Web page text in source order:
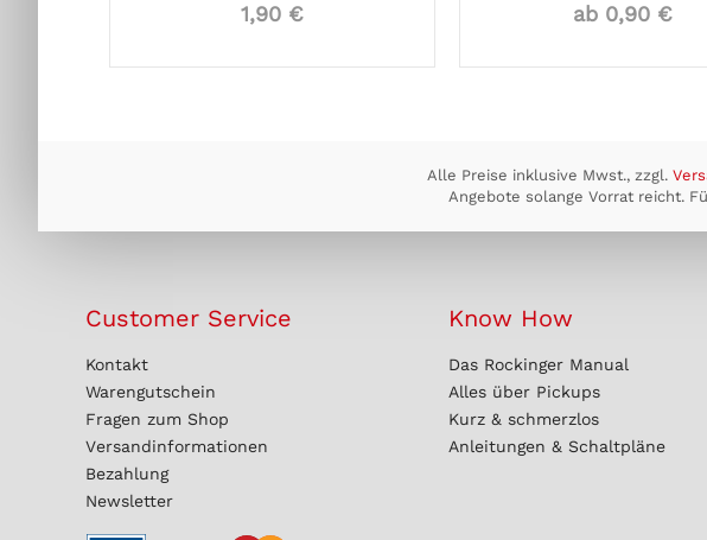
1,90 € ab 0,90 €
Alle Preise inklusive Mwst., zzgl.
Angebote solange Vorrat reicht.
Customer Service
Kontakt
Warengutschein
Fragen zum Shop
Versandinformationen
Bezahlung
Newsletter
Know How
Das Rockinger Manual
Alles über Pickups
Kurz & schmerzlos
Anleitungen & Schaltpläne